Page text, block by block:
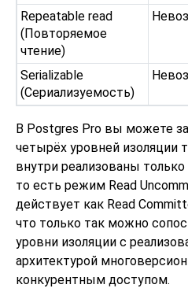
Repeatable read
(Повторяемое
чтение)
Serializable
(Сериализуемость)
В Postgres Pro вы можете
четырёх уровней изоляции
внутри реализованы
то есть режим Read
действует как Read
что только так можно
уровни изоляции с
архитектурой
конкурентным доступом.